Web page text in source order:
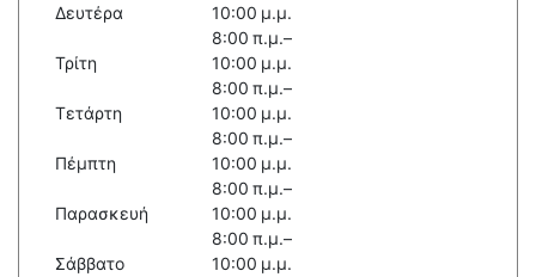
Δευτέρα
10:00 μ.μ.
Τρίτη
8:00 π.μ.–
10:00 μ.μ.
Τετάρτη
8:00 π.μ.–
10:00 μ.μ.
Πέμπτη
8:00 π.μ.–
10:00 μ.μ.
Παρασκευή
8:00 π.μ.–
10:00 μ.μ.
Σάββατο
8:00 π.μ.–
10:00 μ.μ.